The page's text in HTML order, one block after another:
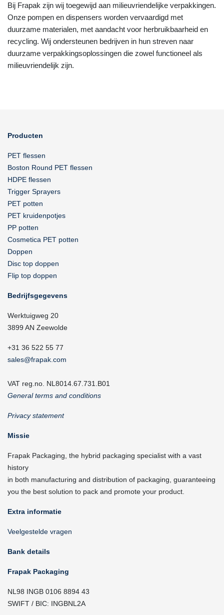
Bij Frapak zijn wij toegewijd aan milieuvriendelijke verpakkingen.
Onze pompen en dispensers worden vervaardigd met
duurzame materialen, met aandacht voor herbruikbaarheid en
recycling. Wij ondersteunen bedrijven in hun streven naar
duurzame verpakkingsoplossingen die zowel functioneel als
milieuvriendelijk zijn.
Producten
PET flessen
Boston Round PET flessen
HDPE flessen
Trigger Sprayers
PET potten
PET kruidenpotjes
PP potten
Cosmetica PET potten
Doppen
Disc top doppen
Flip top doppen
Bedrijfsgegevens
Werktuigweg 20
3899 AN Zeewolde
+31 36 522 55 77
sales@frapak.com
VAT reg.no. NL8014.67.731.B01
General terms and conditions
Privacy statement
Missie
Frapak Packaging, the hybrid packaging specialist with a vast
history
in both manufacturing and distribution of packaging, guaranteeing
you the best solution to pack and promote your product.
Extra informatie
Veelgestelde vragen
Bank details
Frapak Packaging
NL98 INGB 0106 8894 43
SWIFT / BIC: INGBNL2A